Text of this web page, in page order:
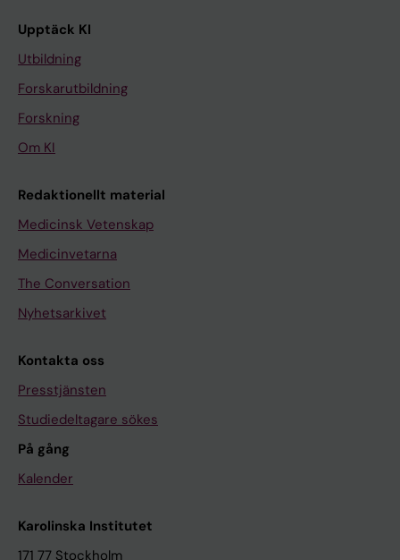
Upptäck KI
Utbildning
Forskarutbildning
Forskning
Om KI
Redaktionellt material
Medicinsk Vetenskap
Medicinvetarna
The Conversation
Nyhetsarkivet
Kontakta oss
Presstjänsten
Studiedeltagare sökes
På gång
Kalender
Karolinska Institutet
171 77 Stockholm